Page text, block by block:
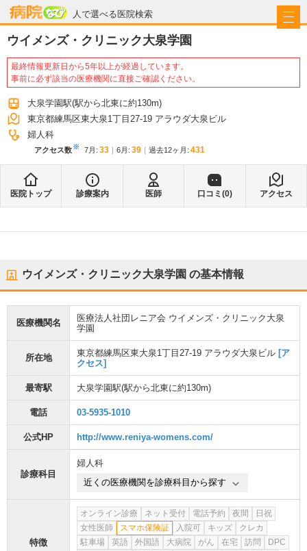
人で選べる医院検索
病院なび
ウイメンズ・クリニック大泉学園
最終情報更新日から5年以上が経過しています。
事前に必ず該当の医療機関に直接ご確認ください。
大泉学園駅(駅から北東に約130m)
東京都練馬区東大泉1丁目27-19 アラウダ大泉ビル
婦人科
アクセス数※ 7月 : 33 6月 : 39 過去12ヶ月: 431
医院トップ 診療案内 医師 口コミ(0) アクセス
ウイメンズ・クリニック大泉学園 の基本情報
医療機関名
医療法人社団レニア会 ウイメンズ・クリニック大泉
学園
所在地 東京都練馬区東大泉1丁目27-19 アラウダ大泉ビル [ア
クセス]
最寄駅 大泉学園駅(駅から北東に約130m)
電話 03-5935-1010
公式HP http://www.reniya-womens.com/
診療科目
婦人科
近くの医療機関を診療科目から探す
特徴
オンライン診療 ネット受付 電話予約 夜間
日祝
女性医師
スマホ保険証 入院可 キッズ
クレカ
駐車場
英語 外国語 大病院 がん 在宅 訪問
DPC